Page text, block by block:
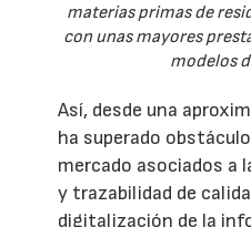
materias primas de
con unas mayores
modelos
Así, desde una
ha superado
mercado asociados a
y trazabilidad de
digitalización de la